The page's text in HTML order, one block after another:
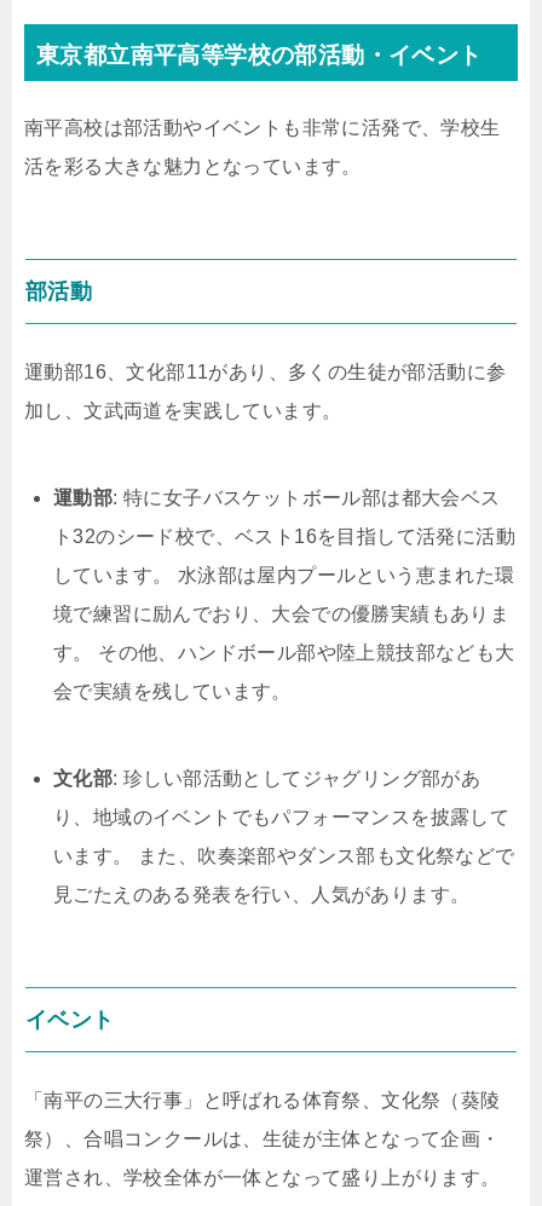
東京都立南平高等学校の部活動・イベント
南平高校は部活動やイベントも非常に活発で、学校生
活を彩る大きな魅力となっています。
部活動
運動部16、文化部11があり、多くの生徒が部活動に参
加し、文武両道を実践しています。
運動部: 特に女子バスケットボール部は都大会ベス
ト32のシード校で、ベスト16を目指して活発に活動
しています。 水泳部は屋内プールという恵まれた環
境で練習に励んでおり、大会での優勝実績もありま
す。 その他、ハンドボール部や陸上競技部なども大
会で実績を残しています。
文化部: 珍しい部活動としてジャグリング部があ
り、地域のイベントでもパフォーマンスを披露して
います。 また、吹奏楽部やダンス部も文化祭などで
見ごたえのある発表を行い、人気があります。
イベント
「南平の三大行事」と呼ばれる体育祭、文化祭（葵陵
祭）、合唱コンクールは、生徒が主体となって企画・
運営され、学校全体が一体となって盛り上がります。